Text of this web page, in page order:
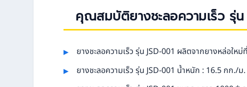
คุณสมบัติยางชะลอความเร็ว รุ่น
ยางชะลอความเร็ว รุ่น JSD-001 ผลิตจากยางหล่อใ
ยางชะลอความเร็ว รุ่น JSD-001 น้ำหนัก : 16.5 กก./ม.